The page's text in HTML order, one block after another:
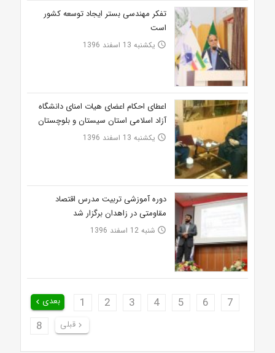
تفکر مهندسی بستر ایجاد توسعه کشور
است
access_time یکشنبه 13 اسفند 1396
اعطای احکام اعضای هیات امنای دانشگاه
آزاد اسلامی استان سیستان و بلوچستان
access_time یکشنبه 13 اسفند 1396
دوره آموزشی تربیت مدرس اقتصاد
مقاومتی در زاهدان برگزار شد
access_time شنبه 12 اسفند 1396
بعدی keyboard_arrow_left 1 2 3 4 5 6
7
8
keyboard_arrow_right قبلی